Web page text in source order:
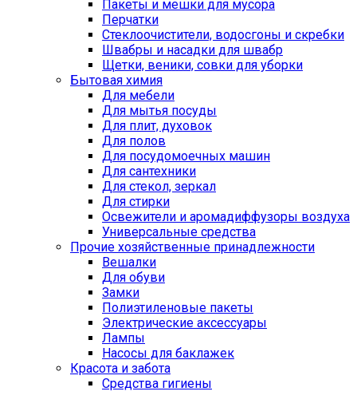
Пакеты и мешки для мусора
Перчатки
Стеклоочистители, водосгоны и скребки
Швабры и насадки для швабр
Щетки, веники, совки для уборки
Бытовая химия
Для мебели
Для мытья посуды
Для плит, духовок
Для полов
Для посудомоечных машин
Для сантехники
Для стекол, зеркал
Для стирки
Освежители и аромадиффузоры воздуха
Универсальные средства
Прочие хозяйственные принадлежности
Вешалки
Для обуви
Замки
Полиэтиленовые пакеты
Электрические аксессуары
Лампы
Насосы для баклажек
Красота и забота
Средства гигиены